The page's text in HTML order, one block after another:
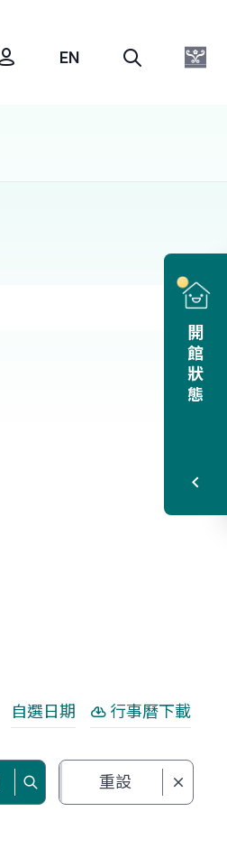
開館狀態
自選日期 行事曆下載
重設